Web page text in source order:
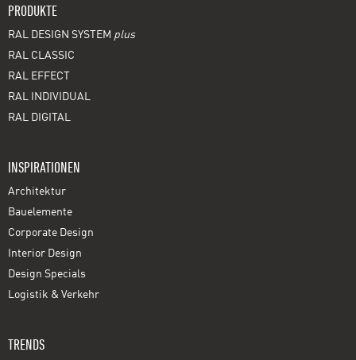
PRODUKTE
RAL DESIGN SYSTEM plus
RAL CLASSIC
RAL EFFECT
RAL INDIVIDUAL
RAL DIGITAL
INSPIRATIONEN
Architektur
Bauelemente
Corporate Design
Interior Design
Design Specials
Logistik & Verkehr
TRENDS